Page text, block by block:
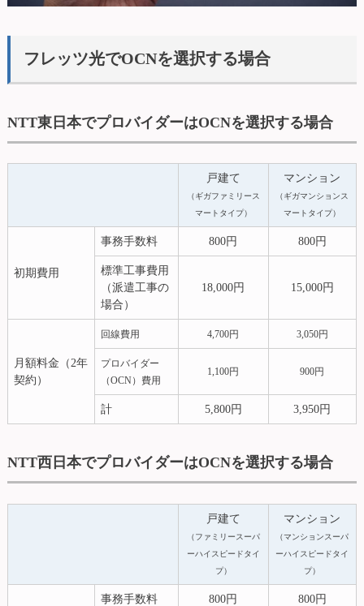
フレッツ光でOCNを選択する場合
NTT東日本でプロバイダーはOCNを選択する場合
戸建て
（ギガファミリース
マートタイプ）
マンション
（ギガマンションス
マートタイプ）
初期費用
事務手数料 800円 800円
標準工事費用
（派遣工事の
場合）
18,000円 15,000円
月額料金（2年
契約）
回線費用 4,700円 3,050円
プロバイダー
（OCN）費用
1,100円 900円
計 5,800円 3,950円
NTT西日本でプロバイダーはOCNを選択する場合
戸建て
（ファミリースーパ
ーハイスピードタイ
プ）
マンション
（マンションスーパ
ーハイスピードタイ
プ）
事務手数料 800円 800円